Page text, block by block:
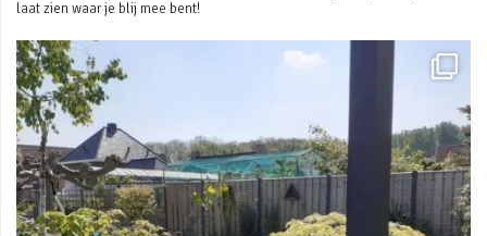
laat zien waar je blij mee bent!